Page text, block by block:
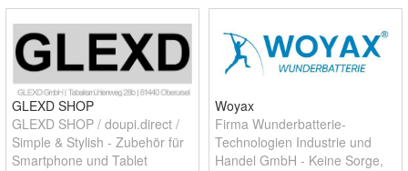
und Photovoltaikanlagen! Wir
sind stolz darauf, unseren
Kunden eine sorgfältig
ausgewählte Produktpale
aus Deutschland,
zuverlässiger Kundenservice.
GLEXD SHOP
GLEXD SHOP / doupi.direct /
Simple & Stylish - Zubehör für
Smartphone und Tablet
Woyax
Firma Wunderbatterie-
Technologien Industrie und
Handel GmbH - Keine Sorge,